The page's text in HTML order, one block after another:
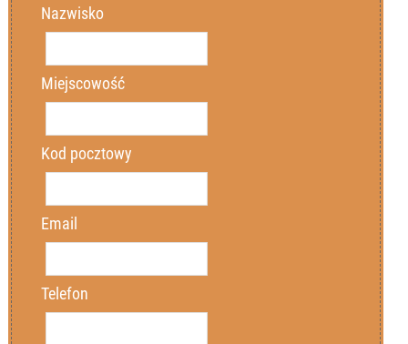
Nazwisko
Miejscowość
Kod pocztowy
Email
Telefon